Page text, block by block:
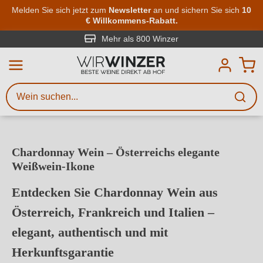
Zum Hauptinhalt springen
Melden Sie sich jetzt zum Newsletteran und sichern Sie sich 10
€ Willkommens-Rabatt.
Mehr als 800 Winzer
Chardonnay Wein – Österreichs elegante
Weißwein-Ikone
Entdecken Sie Chardonnay Wein aus
Österreich, Frankreich und Italien –
elegant, authentisch und mit
Herkunftsgarantie
Weinsuche
Mindestens 3 Zeichen eingeben
Beschreiben Sie, welchen Wein
Sie suchen – ob nach Geschmack,
Kriterien.